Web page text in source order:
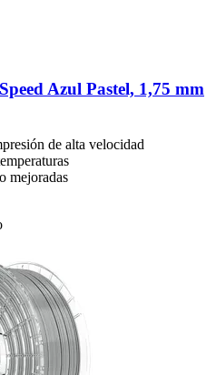
Azul Pastel, 1,75 mm
de alta velocidad
mejoradas